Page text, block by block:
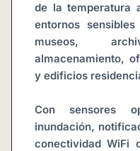
de la temperatura
entornos
museos,
almacenamiento,
y edificios
Con sensores
inundación,
conectividad WiFi